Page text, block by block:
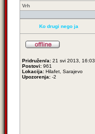
Vrh
Ko drugi nego ja
Pridružen/a: 21 svi 2013, 16:03
Postovi: 961
Lokacija: Hilafet, Sarajevo
Upozorenja: -2